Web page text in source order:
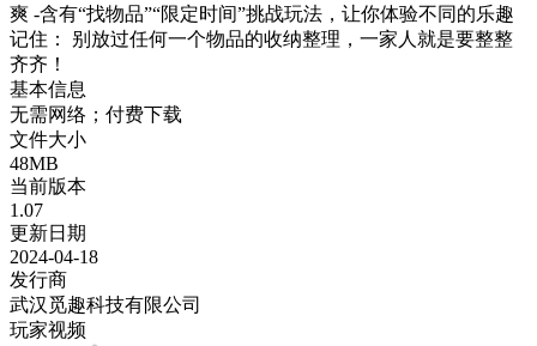
爽 -含有“找物品”“限定时间”挑战玩法，让你体验不同的乐趣
记住： 别放过任何一个物品的收纳整理，一家人就是要整整
齐齐！
基本信息
无需网络；付费下载
文件大小
48MB
当前版本
1.07
更新日期
2024-04-18
发行商
武汉觅趣科技有限公司
玩家视频